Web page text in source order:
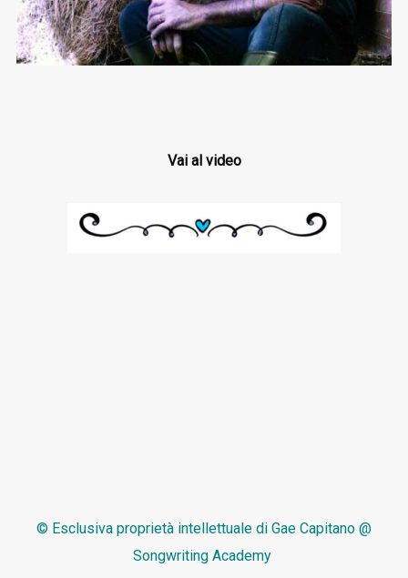
Vai al video
© Esclusiva proprietà intellettuale di Gae Capitano @
Songwriting Academy